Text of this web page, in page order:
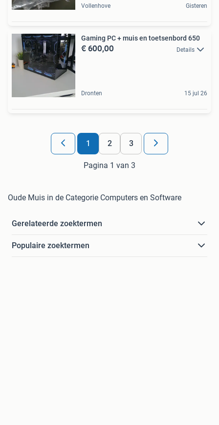
Vollenhove Gisteren
Gaming PC + muis en toetsenbord 650
€ 600,00 Details
Dronten 15 jul 26
1 2 3
Pagina 1 van 3
Oude Muis in de Categorie Computers en Software
Gerelateerde zoektermen
Populaire zoektermen